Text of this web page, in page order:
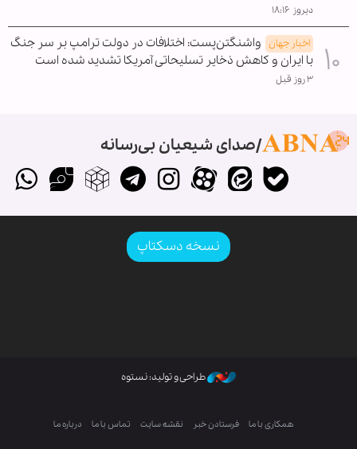
دیروز ۱۸:۱۶
اخبار جهان واشنگتن‌پست: اختلافات در دولت ترامپ بر سر جنگ
با ایران و کاهش ذخایر تسلیحاتی آمریکا تشدید شده است
۳ روز قبل
صدای شیعیان بی‌رسانه
نسخه دسکتاپ
طراحی و تولید: نستوه
همکاری با ما فرستادن خبر نقشه سایت تماس با ما درباره ما